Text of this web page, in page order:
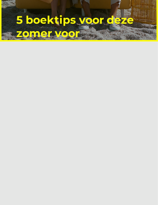
5 boektips voor deze
zomer voor